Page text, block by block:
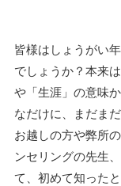
皆様はしょうがい
でしょうか？本来
や「生涯」の意味
なだけに、まだま
お越しの方や弊所
ンセリングの先生
て、初めて知った